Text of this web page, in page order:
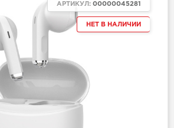
НЕТ В НАЛИЧИИ
АРТИКУЛ: 00000045281